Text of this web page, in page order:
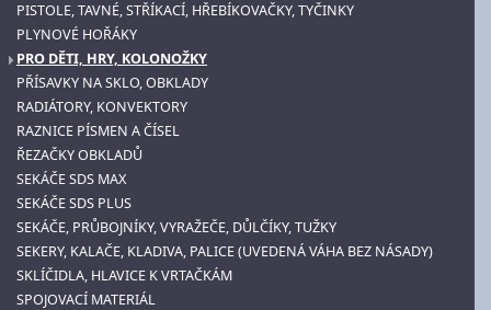
PISTOLE, TAVNÉ, STŘÍKACÍ, HŘEBÍKOVAČKY, TYČINKY
PLYNOVÉ HOŘÁKY
PRO DĚTI, HRY, KOLONOŽKY
PŘÍSAVKY NA SKLO, OBKLADY
RADIÁTORY, KONVEKTORY
RAZNICE PÍSMEN A ČÍSEL
ŘEZAČKY OBKLADŮ
SEKÁČE SDS MAX
SEKÁČE SDS PLUS
SEKÁČE, PRŮBOJNÍKY, VYRAŽEČE, DŮLČÍKY, TUŽKY
SEKERY, KALAČE, KLADIVA, PALICE (UVEDENÁ VÁHA BEZ NÁSADY)
SKLÍČIDLA, HLAVICE K VRTAČKÁM
SPOJOVACÍ MATERIÁL